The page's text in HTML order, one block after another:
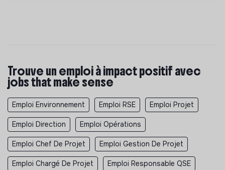
Trouve un emploi à impact positif avec
jobs that make sense
Emploi Environnement Emploi RSE Emploi Projet
Emploi Direction Emploi Opérations
Emploi Chef De Projet Emploi Gestion De Projet
Emploi Chargé De Projet Emploi Responsable QSE